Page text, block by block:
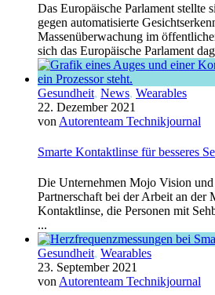
Das Europäische Parlament stellte
gegen automatisierte
Massenüberwachung im
sich das Europäische Parlament
Gesundheit, News, Wearables
22. Dezember 2021
von Autorenteam Technikjournal
Smarte Kontaktlinse für besseres
Die Unternehmen Mojo Vision
Partnerschaft bei der Arbeit an der
Kontaktlinse, die Personen mit
...
Gesundheit, Wearables
23. September 2021
vonAutorenteam Technikjournal